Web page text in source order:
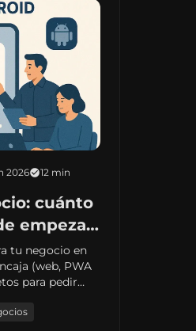
2026 12 min
cuánto
empezar
tu negocio en
(web, PWA
para pedir